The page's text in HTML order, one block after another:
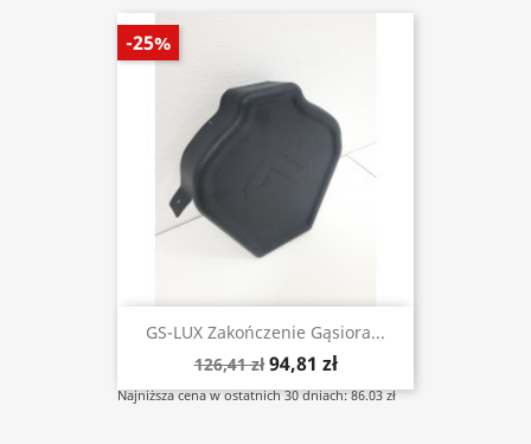
GS-LUX Zakończenie Gąsiora...
126,41 zł 94,81 zł
Najniższa cena w ostatnich 30 dniach: 86.03 zł
-25%